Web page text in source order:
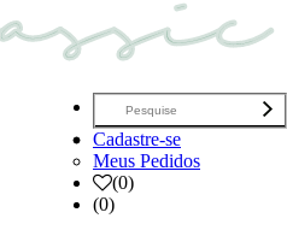
Cadastre-se
Meus Pedidos
(0)
(0)